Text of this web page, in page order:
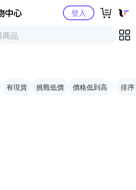
Yahoo購物中心登入
有現貨 挑戰低價 價格低到高 排序